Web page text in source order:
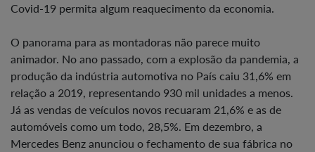
Covid-19 permita algum reaquecimento da economia.
O panorama para as montadoras não parece muito
animador. No ano passado, com a explosão da pandemia, a
produção da indústria automotiva no País caiu 31,6% em
relação a 2019, representando 930 mil unidades a menos.
Já as vendas de veículos novos recuaram 21,6% e as de
automóveis como um todo, 28,5%. Em dezembro, a
Mercedes Benz anunciou o fechamento de sua fábrica no